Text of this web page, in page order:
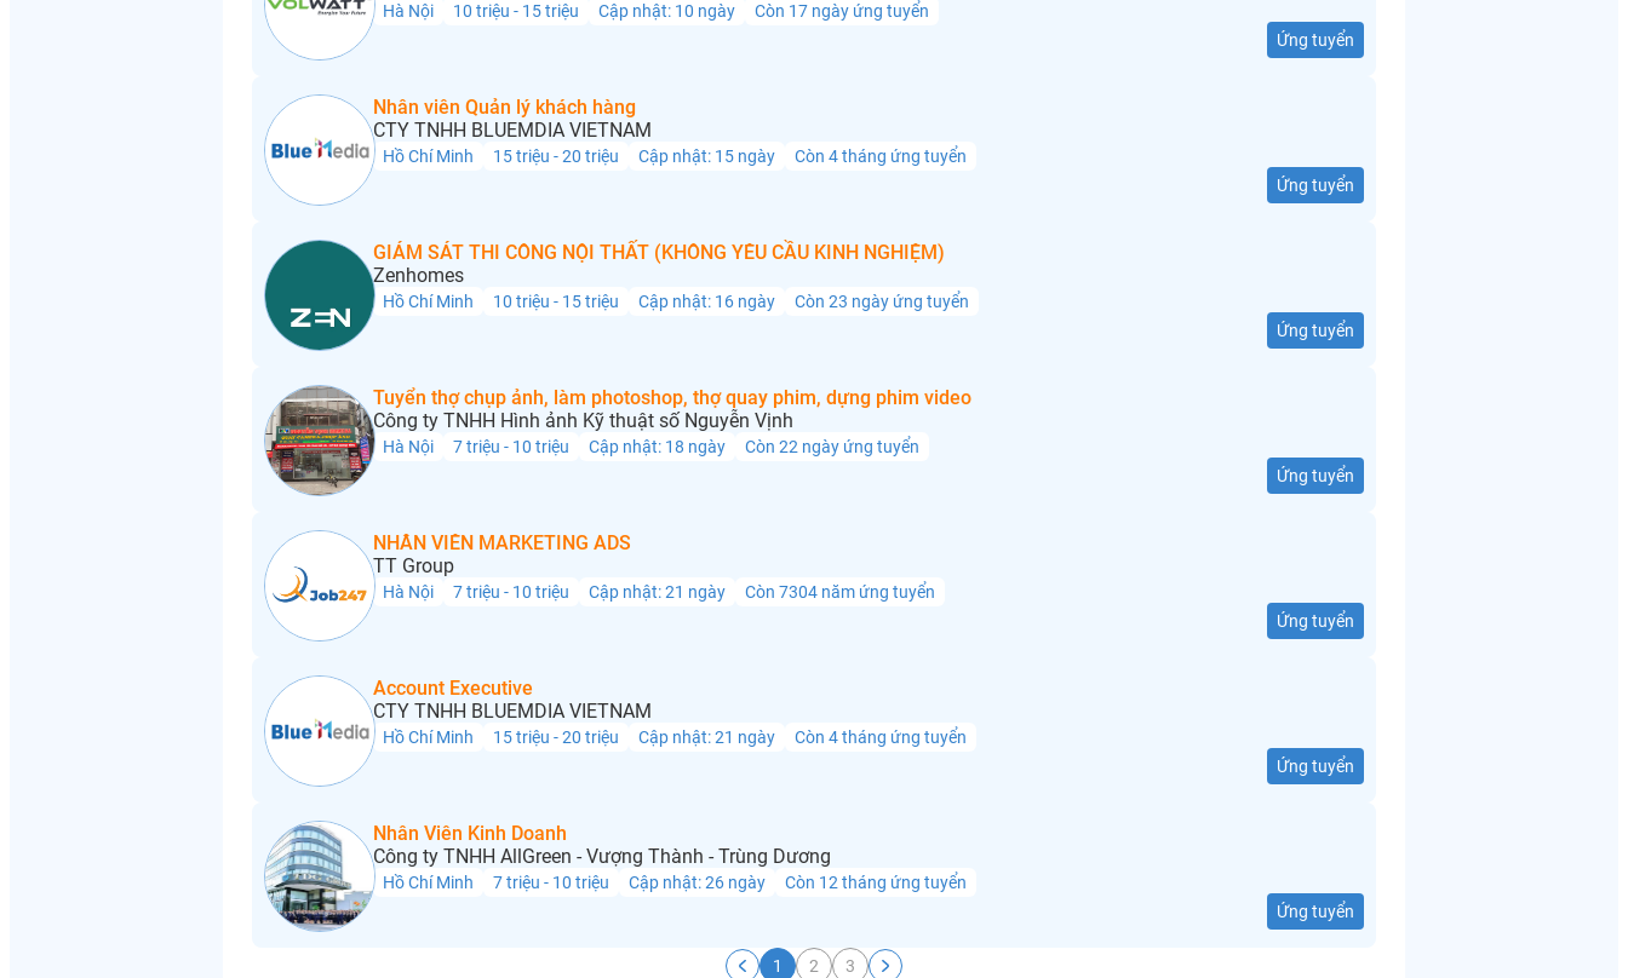
Hà Nội 10 triệu - 15 triệu Cập nhật: 10 ngày
Còn 17 ngày ứng tuyển
Ứng tuyển
Nhân viên Quản lý khách hàng
CTY TNHH BLUEMDIA VIETNAM
Hồ Chí Minh 15 triệu - 20 triệu Cập nhật: 15 ngày
Còn 4 tháng ứng tuyển
Ứng tuyển
GIÁM SÁT THI CÔNG NỘI THẤT (KHÔNG YÊU CẦU KINH NGHIỆM)
Zenhomes
Hồ Chí Minh 10 triệu - 15 triệu Cập nhật: 16 ngày
Còn 23 ngày ứng tuyển
Ứng tuyển
Tuyển thợ chụp ảnh, làm photoshop, thợ quay phim, dựng phim video
Công ty TNHH Hình ảnh Kỹ thuật số Nguyễn Vịnh
Hà Nội 7 triệu - 10 triệu Cập nhật: 18 ngày
Còn 22 ngày ứng tuyển
Ứng tuyển
NHÂN VIÊN MARKETING ADS
TT Group
Hà Nội 7 triệu - 10 triệu Cập nhật: 21 ngày
Còn 7304 năm ứng tuyển
Ứng tuyển
Account Executive
CTY TNHH BLUEMDIA VIETNAM
Hồ Chí Minh 15 triệu - 20 triệu Cập nhật: 21 ngày
Còn 4 tháng ứng tuyển
Ứng tuyển
Nhân Viên Kinh Doanh
Công ty TNHH AllGreen - Vượng Thành - Trùng Dương
Hồ Chí Minh 7 triệu - 10 triệu Cập nhật: 26 ngày
Còn 12 tháng ứng tuyển
Ứng tuyển
1 2 3